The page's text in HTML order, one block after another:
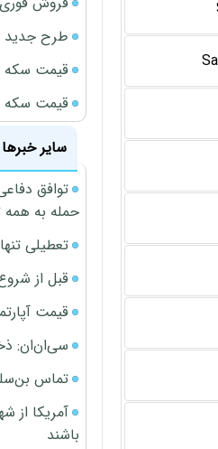
طرح جدید
قیمت سکه و
قیمت سکه و طلا
سایر خبرها
توافق
حمله به
تعطیلی
قبل از
قیمت آپارتمان در
سی‌ان‌ان:
تماس
آمریکا از
باشند